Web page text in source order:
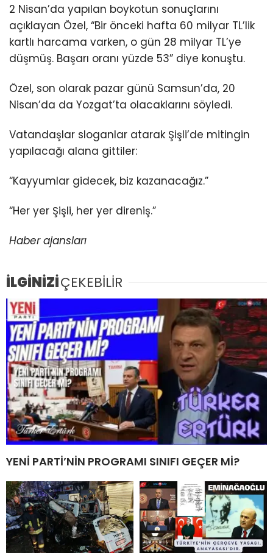
2 Nisan’da yapılan boykotun sonuçlarını
açıklayan Özel, “Bir önceki hafta 60 milyar TL’lik
kartlı harcama varken, o gün 28 milyar TL’ye
düşmüş. Başarı oranı yüzde 53” diye konuştu.
Özel, son olarak pazar günü Samsun’da, 20
Nisan’da da Yozgat’ta olacaklarını söyledi.
Vatandaşlar sloganlar atarak Şişli’de mitingin
yapılacağı alana gittiler:
“Kayyumlar gidecek, biz kazanacağız.”
“Her yer Şişli, her yer direniş.”
Haber ajansları
İLGİNİZİÇEKEBİLİR
YENİ PARTİ’NİN PROGRAMI SINIFI GEÇER Mİ?